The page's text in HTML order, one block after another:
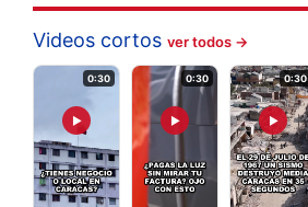
Videos cortos ver todos →
▶
0:30
▶
0:30
▶
0:30